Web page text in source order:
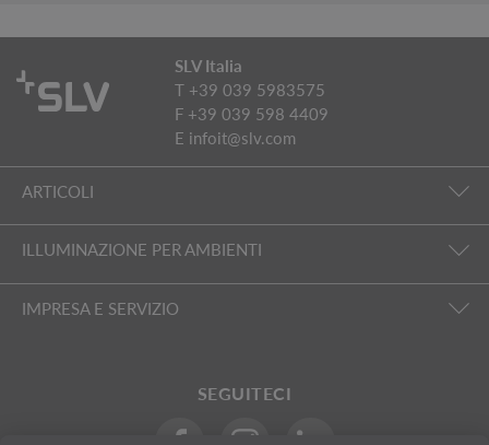
SLV Italia
T +39 039 5983575
F +39 039 598 4409
E infoit@slv.com
ARTICOLI
ILLUMINAZIONE PER AMBIENTI
IMPRESA E SERVIZIO
SEGUITECI